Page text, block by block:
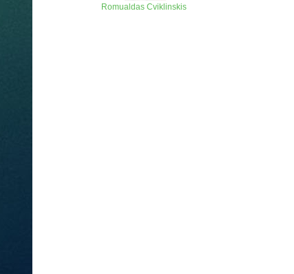
Romualdas Cviklinskis